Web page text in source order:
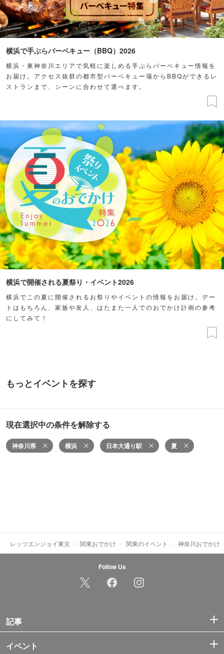
横浜で手ぶらバーベキュー（BBQ）2026
横浜・東神奈川エリアで気軽に楽しめる手ぶらバーベキュー情報を
お届け。アクセス抜群の都市型バーベキュー場からBBQができるレ
ストランまで、シーンに合わせて選べます。
横浜で開催される夏祭り・イベント2026
横浜でこの夏に開催されるお祭りやイベントの情報をお届け。デー
トはもちろん、家族や友人、はたまた一人でのおでかけ計画の参考
にしてみて！
もっとイベントを探す
現在選択中の条件を解除する
神奈川県 横浜 日本大通り駅 夏
レッツエンジョイ東京 関東おでかけ 関東のイベント 神奈川おでかけ
Follow Us
記事
イベント